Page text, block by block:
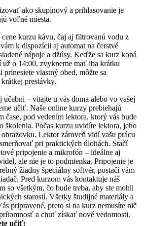
ako skupinový a prihlasovanie je
voľné miesta.
cene kurzu kávu, čaj aj filtrovanú vodu z
k dispozícii aj automat na čerstvé
nápoje a džúsy. Keďže sa kurz koná
o 14:00, zvykneme mať iba krátku
vlastný obed, môžte sa
prestávky.
– vitajte u vás doma alebo vo vašej
učiť. Naše online kurzy prebiehajú
čase, pod vedením lektora, ktorý vás bude
školenia. Počas kurzu uvidíte lektora, jeho
Lektor zároveň vidí vašu prácu
pri praktických úlohách. Stačí
pripojenie a mikrofón – ideálne aj
ale nie je to podmienka. Pripojenie je
žiadny špeciálny softvér, postačí vám
Pred kurzom vás kontaktuje náš
so všetkým, čo bude treba, aby ste mohli
starostí. Všetky študijné materiály a
pripravené, preto si na kurz nemusíte nič
a chuť získať nové vedomosti.
učiť: